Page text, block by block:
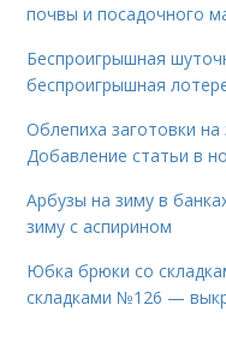
почвы и посадочного
Беспроигрышная
беспроигрышная
Облепиха заготовки
Добавление статьи в
Арбузы на зиму в
зиму с аспирином
Юбка брюки со
складками №126 —